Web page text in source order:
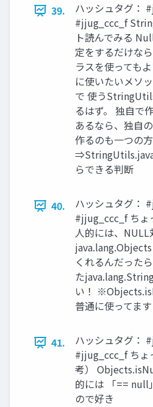
39.
ハッシュタグ：
#jjug_ccc_f
ト読んでみる
定をするだけな
ラスを使っても
に使いたいメソ
で 使う
るはず。 独自で
あるなら、独自
作るのも一つの方
らできる判断
40.
ハッシュタグ：
#jjug_ccc_f ちょ
人的には、NULL
くれるんだった
た
い！
普通に使ってま
41.
ハッシュタグ：
#jjug_ccc_f ちょ
考）
的には 「== null
ので好き